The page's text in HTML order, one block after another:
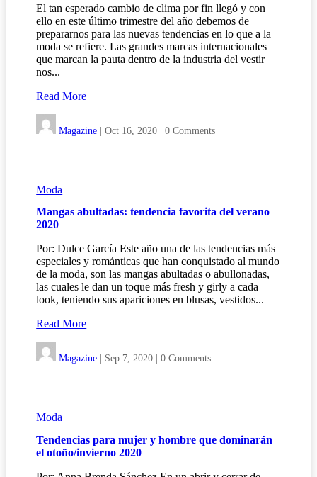
El tan esperado cambio de clima por fin llegó y con
ello en este último trimestre del año debemos de
prepararnos para las nuevas tendencias en lo que a la
moda se refiere. Las grandes marcas internacionales
que marcan la pauta dentro de la industria del vestir
nos...
Read More
Magazine |Oct 16, 2020 |0 Comments
Moda
Mangas abultadas: tendencia favorita del verano
2020
Por: Dulce García Este año una de las tendencias más
especiales y románticas que han conquistado al mundo
de la moda, son las mangas abultadas o abullonadas,
las cuales le dan un toque más fresh y girly a cada
look, teniendo sus apariciones en blusas, vestidos...
Read More
Magazine Sep 7, 2020 |0 Comments
Moda
Tendencias para mujer y hombre que dominarán
el otoño/invierno 2020